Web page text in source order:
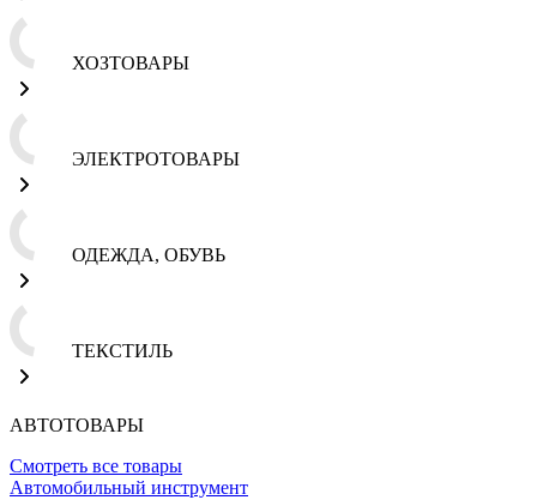
ХОЗТОВАРЫ
ЭЛЕКТРОТОВАРЫ
ОДЕЖДА, ОБУВЬ
ТЕКСТИЛЬ
АВТОТОВАРЫ
Смотреть все товары
Автомобильный инструмент